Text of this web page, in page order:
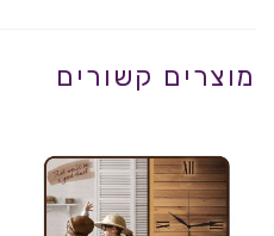
מוצרים קשורים